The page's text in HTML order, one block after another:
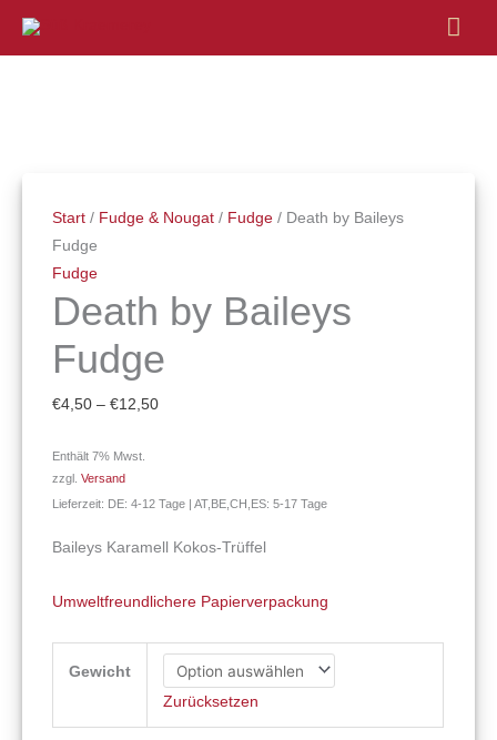
Start / Fudge & Nougat / Fudge / Death by Baileys
Fudge
Fudge
Death by Baileys
Fudge
€4,50 –€12,50
€12,50
Enthält 7% Mwst.
zzgl.Versand
Lieferzeit: DE: 4-12 Tage | AT,BE,CH,ES: 5-17 Tage
Baileys Karamell Kokos-Trüffel
Umweltfreundlichere Papierverpackung
Gewicht
Zurücksetzen
Fudge
Menge